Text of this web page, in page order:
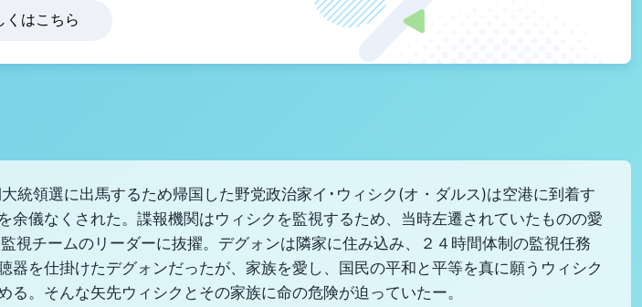
くはこちら
統領選に出馬するため帰国した野党政治家イ･ウィシク(オ・ダルス)は空港に到着す
余儀なくされた。諜報機関はウィシクを監視するため、当時左遷されていたものの愛
視チームのリーダーに抜擢。デグォンは隣家に住み込み、２４時間体制の監視任務
器を仕掛けたデグォンだったが、家族を愛し、国民の平和と平等を真に願うウィシク
。そんな矢先ウィシクとその家族に命の危険が迫っていたー。